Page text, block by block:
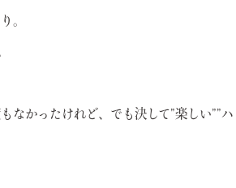
。
かったけれど、でも決して”楽しい””